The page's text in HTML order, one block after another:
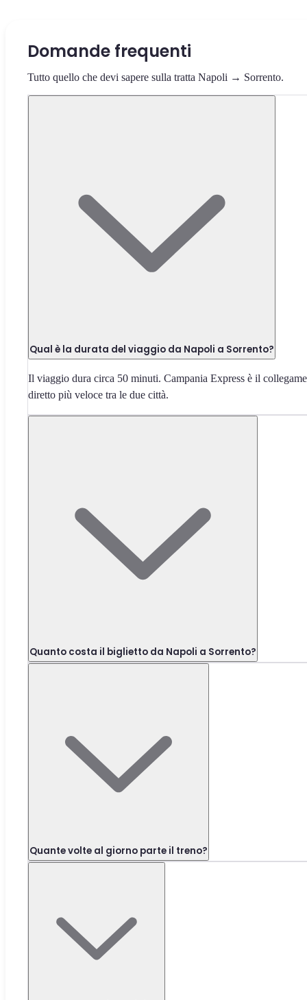
Domande frequenti
Tutto quello che devi sapere sulla tratta Napoli → Sorrento.
Qual è la durata del viaggio da Napoli a Sorrento?
Il viaggio dura circa 50 minuti. Campania Express è il
diretto più veloce tra le due città.
Quanto costa il biglietto da Napoli a Sorrento?
Quante volte al giorno parte il treno?